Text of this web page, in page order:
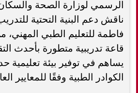
الرسمي لوزارة الصحة
ناقش دعم البنية التحتية
فاطمة للتعليم الطبي المهني،
قاعة تدريبية متطورة بأحدث
يساهم في توفير بيئة تعليمية
الكوادر الطبية وفقًا للمعايير